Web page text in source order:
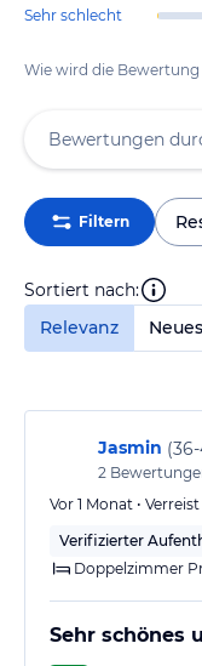
Sehr schlecht
Wie wird die
Filtern
Sortiert nach:
Relevanz
Jasmin (
2
Vor 1 Monat •
Verifizierter
Doppelzimmer
Sehr schönes